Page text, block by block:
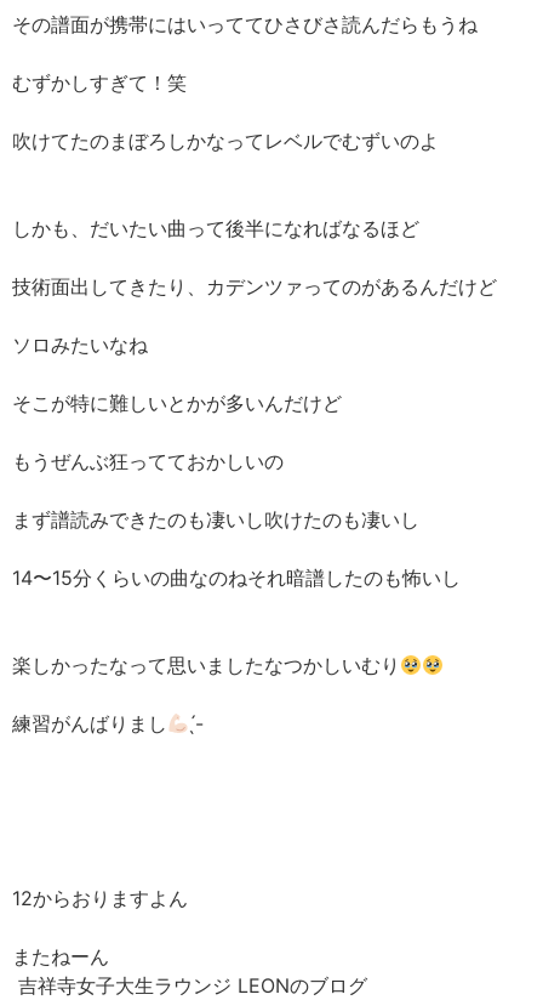
その譜面が携帯にはいっててひさびさ読んだらもうね
むずかしすぎて！笑
吹けてたのまぼろしかなってレベルでむずいのよ
しかも、だいたい曲って後半になればなるほど
技術面出してきたり、カデンツァってのがあるんだけど
ソロみたいなね
そこが特に難しいとかが多いんだけど
もうぜんぶ狂ってておかしいの
まず譜読みできたのも凄いし吹けたのも凄いし
14〜15分くらいの曲なのねそれ暗譜したのも怖いし
楽しかったなって思いましたなつかしいむり
練習がんばりまし ̖́-
12からおりますよん
またねーん
吉祥寺女子大生ラウンジ LEONのブログ